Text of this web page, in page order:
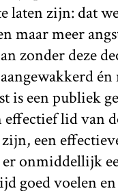
laten zijn: dat
maar meer
zonder deze
én
is een publiek
effectief lid van
een
er onmiddellijk
goed voelen